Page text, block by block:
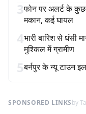
3फोन पर अलर्ट के कुछ
मकान, कई घायल
4भारी बारिश से धंसी
मुश्किल में ग्रामीण
5बर्नपुर के न्यू टाउन
SPONSORED LINKSby